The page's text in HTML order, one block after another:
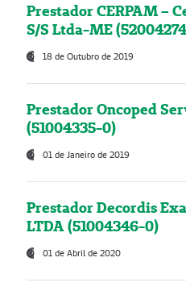
Prestador CERPAM –
S/S Ltda-ME
18 de Outubro de 2019
Prestador Oncoped
(51004335-0)
01 de Janeiro de 2019
Prestador Decordis
LTDA (51004346-0)
01 de Abril de 2020